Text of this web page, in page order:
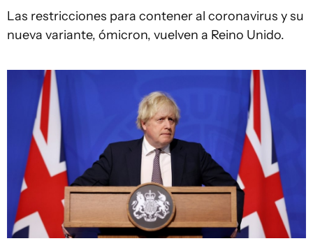
Las restricciones para contener al coronavirus y su
nueva variante, ómicron, vuelven a Reino Unido.